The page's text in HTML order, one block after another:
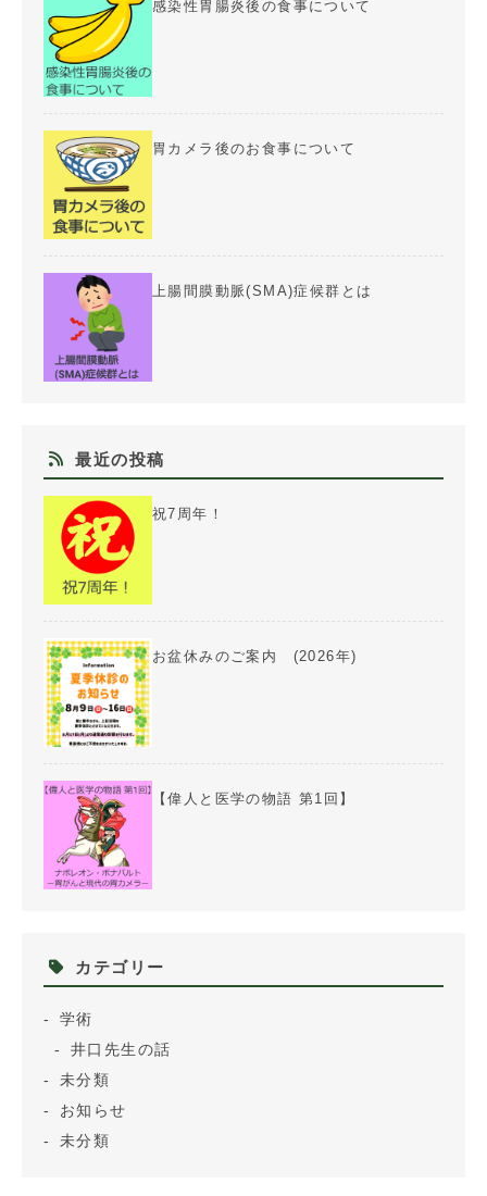
感染性胃腸炎後の食事について
胃カメラ後のお食事について
上腸間膜動脈(SMA)症候群とは
最近の投稿
祝7周年！
お盆休みのご案内 (2026年)
【偉人と医学の物語 第1回】
カテゴリー
学術
井口先生の話
未分類
お知らせ
未分類